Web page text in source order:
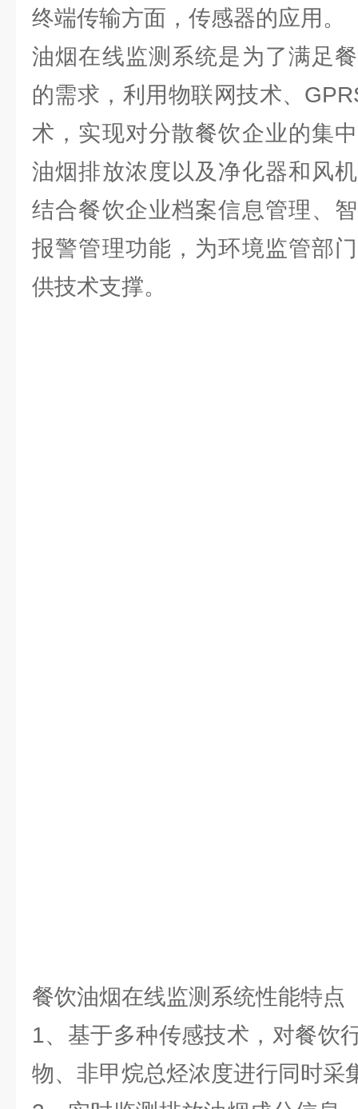
终端传输方面，传感器的应用。
油烟在线监测系统是为了满足
的需求，利用物联网技术、
术，实现对分散餐饮企业的集
油烟排放浓度以及净化器和风
结合餐饮企业档案信息管理、
报警管理功能，为环境监管部
供技术支撑。
餐饮油烟在线监测系统性能特点
1、基于多种传感技术，对餐饮
物、非甲烷总烃浓度进行同时采